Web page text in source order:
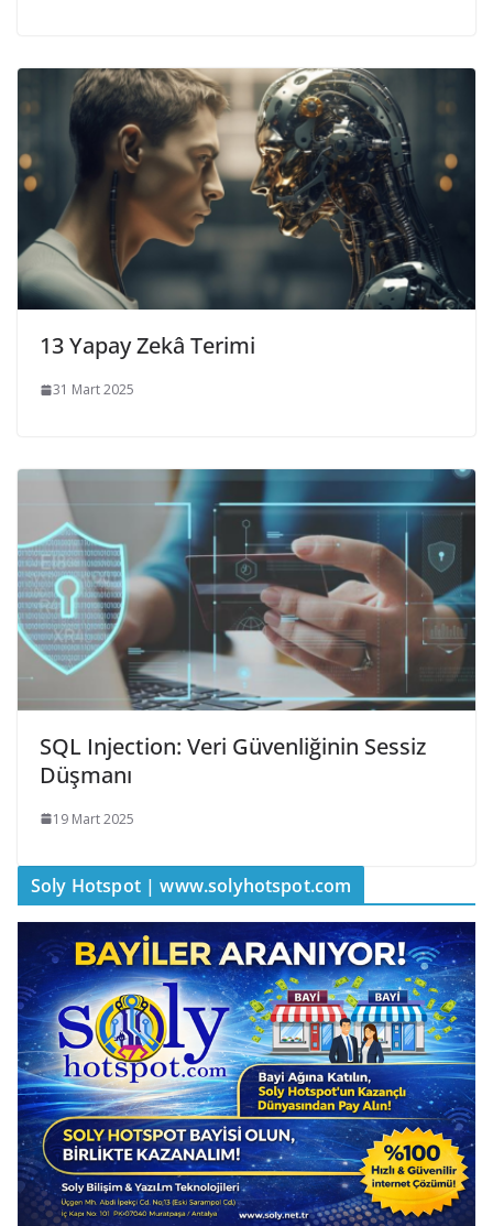
13 Yapay Zekâ Terimi
31 Mart 2025
SQL Injection: Veri Güvenliğinin Sessiz
Düşmanı
19 Mart 2025
Soly Hotspot | www.solyhotspot.com